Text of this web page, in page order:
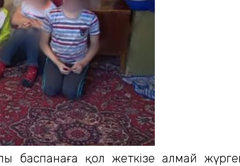
баспанаға қол жеткізе алмай